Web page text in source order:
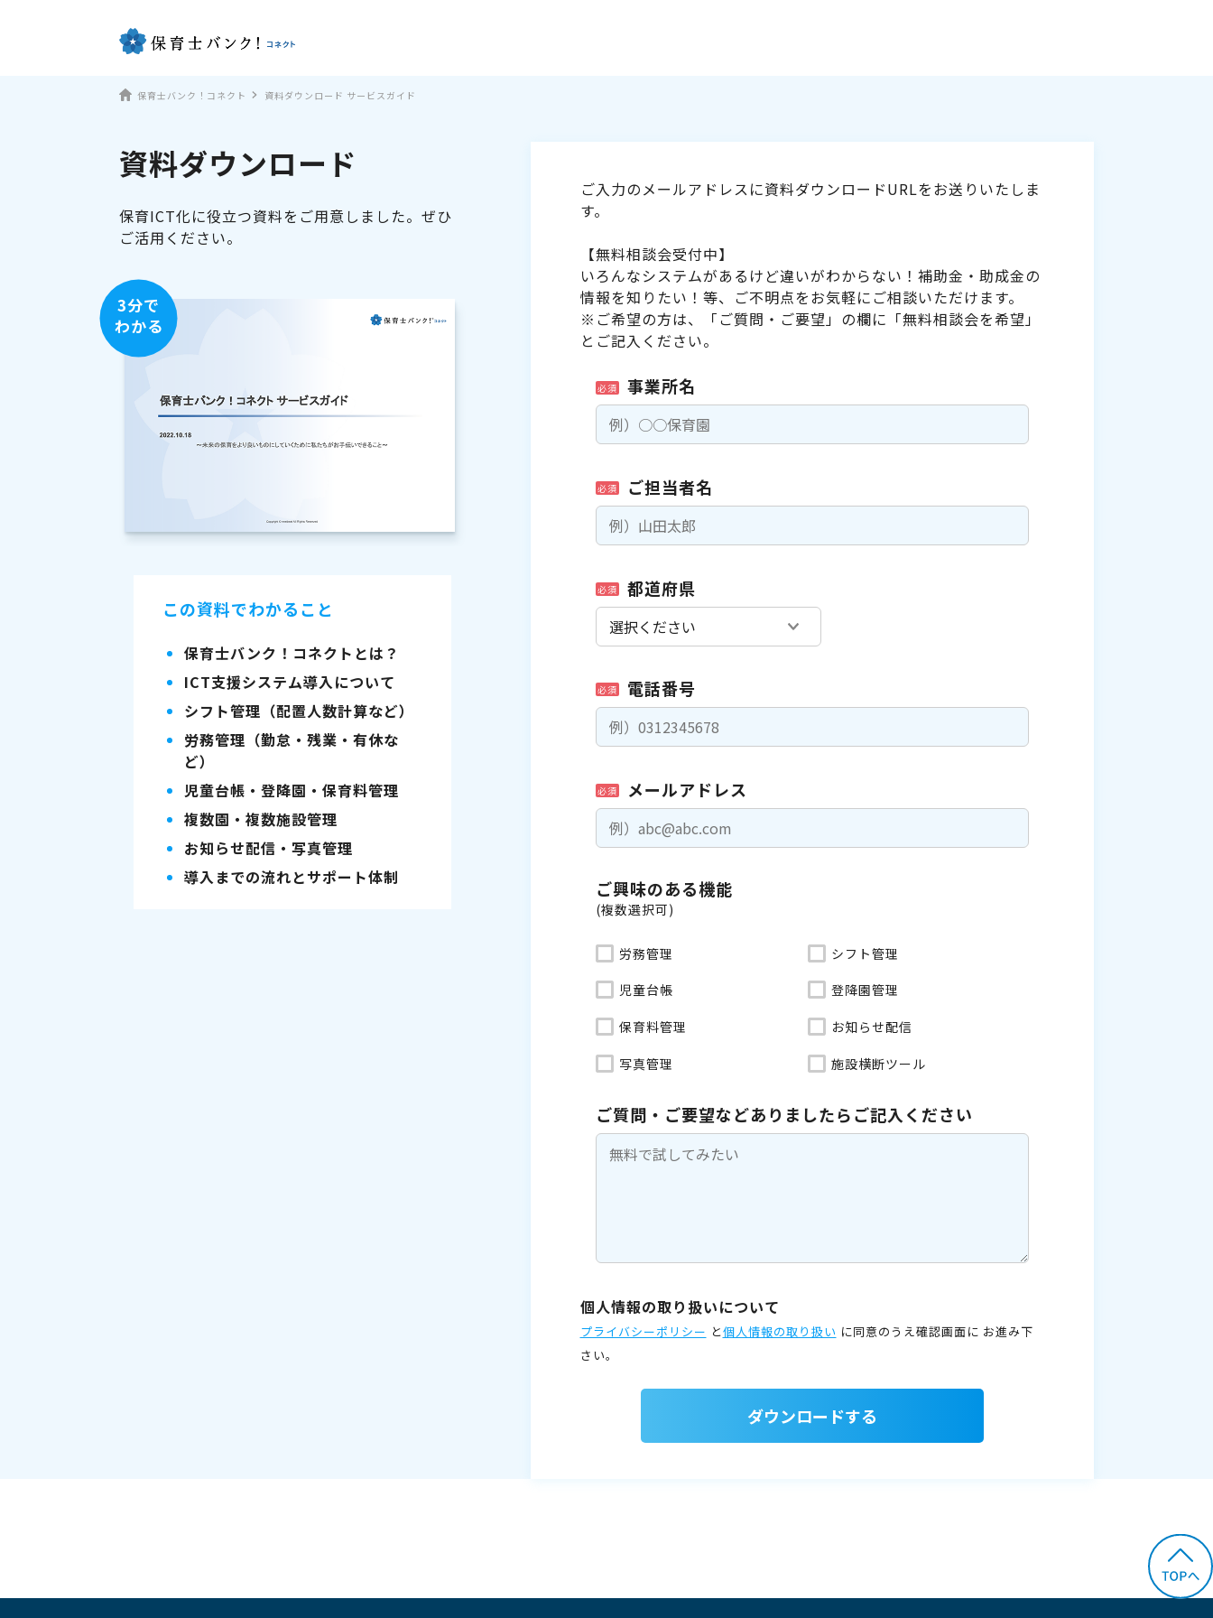
保育士バンク！コネクト 資料ダウンロード サービスガイド
資料ダウンロード
保育ICT化に役立つ資料をご用意しました。ぜひ
ご活用ください。
3分で
わかる
この資料でわかること
保育士バンク！コネクトとは？
ICT支援システム導入について
シフト管理（配置人数計算など）
労務管理（勤怠・残業・有休な
ど）
児童台帳・登降園・保育料管理
複数園・複数施設管理
お知らせ配信・写真管理
導入までの流れとサポート体制
ご入力のメールアドレスに資料ダウンロードURLをお送りいたしま
す。
【無料相談会受付中】
いろんなシステムがあるけど違いがわからない！補助金・助成金の
情報を知りたい！等、ご不明点をお気軽にご相談いただけます。
※ご希望の方は、「ご質問・ご要望」の欄に「無料相談会を希望」
とご記入ください。
必須 事業所名
必須 ご担当者名
必須 都道府県
必須 電話番号
必須 メールアドレス
ご興味のある機能
(複数選択可)
労務管理 シフト管理
児童台帳 登降園管理
保育料管理 お知らせ配信
写真管理 施設横断ツール
ご質問・ご要望などありましたらご記入ください
個人情報の取り扱いについて
プライバシーポリシー と個人情報の取り扱い に同意のうえ確認画面に お進み下
さい。
ダウンロードする